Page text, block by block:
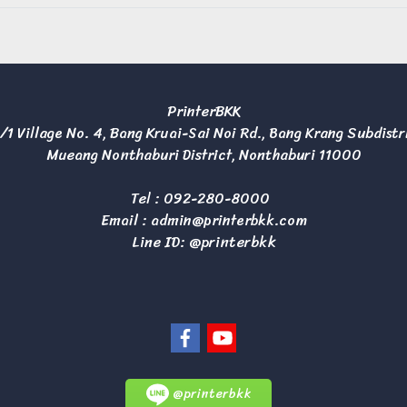
PrinterBKK
Village No. 4, Bang Kruai-Sai Noi Rd., Bang Krang
Mueang Nonthaburi District, Nonthaburi 11000
Tel : 092-280-8000
Email : admin@printerbkk.com
Line ID: @printerbkk
@printerbkk